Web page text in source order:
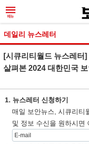
데일리 뉴스레터
[시큐리티월드 뉴스레터
살펴본 2024 대한민국
1. 뉴스레터 신청하기
매일 보안뉴스, 시큐리티
및 정보 수신을 원하시면